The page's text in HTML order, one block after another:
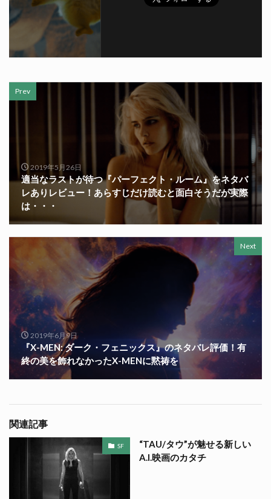
Prev
2019年5月26日
適当なラストが待つ『パーフェクト・ルーム』をネタバ
レありレビュー！あらすじだけ読むと面白そうだが実際
は・・・
Next
2019年6月9日
『X-MEN: ダーク・フェニックス』のネタバレ評価！有
終の美を飾れなかったX-MENに黙祷を
関連記事
SF
“TAU/タウ”が魅せる新しい
A.I.映画のカタチ